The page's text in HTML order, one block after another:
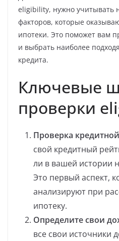
eligibility, нужно учитывать
факторов, которые
ипотеки. Это поможет вам
и выбрать наиболее
кредита.
Ключевые
проверки
Проверка
свой кредитный
ли в вашей истории
Это первый аспект,
анализируют при
ипотеку.
Определите свои
все свои источники